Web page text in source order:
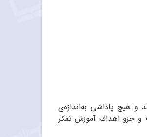
و هیچ پاداشی به‌اندازه‌ی
و جزو اهداف آموزش تفکر